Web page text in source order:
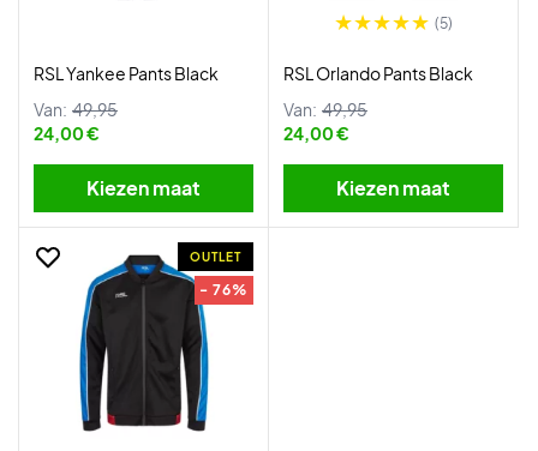
RSL Yankee Pants Black
Van: 49,95
24,00 €
Kiezen maat
(5)
RSL Orlando Pants Black
Van: 49,95
24,00 €
Kiezen maat
OUTLET
- 76%